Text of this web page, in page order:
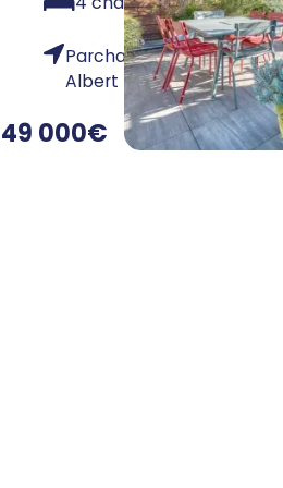
Parchamp –
Albert Kahn
000€